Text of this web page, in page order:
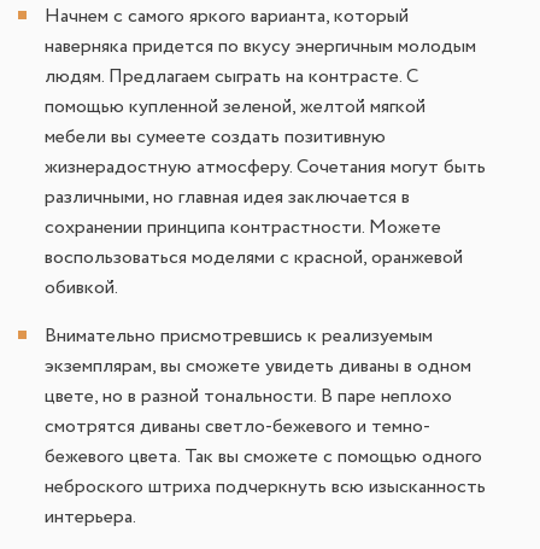
Начнем с самого яркого варианта, который
наверняка придется по вкусу энергичным молодым
людям. Предлагаем сыграть на контрасте. С
помощью купленной зеленой, желтой мягкой
мебели вы сумеете создать позитивную
жизнерадостную атмосферу. Сочетания могут быть
различными, но главная идея заключается в
сохранении принципа контрастности. Можете
воспользоваться моделями с красной, оранжевой
обивкой.
Внимательно присмотревшись к реализуемым
экземплярам, вы сможете увидеть диваны в одном
цвете, но в разной тональности. В паре неплохо
смотрятся диваны светло-бежевого и темно-
бежевого цвета. Так вы сможете с помощью одного
неброского штриха подчеркнуть всю изысканность
интерьера.